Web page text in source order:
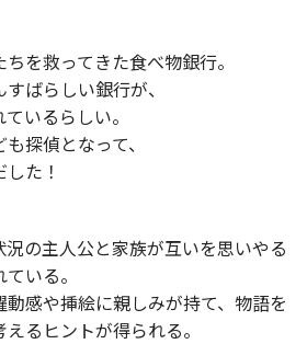
を救ってきた食べ物銀行。
ばらしい銀行が、
いるらしい。
探偵となって、
た！
の主人公と家族が互いを思いやる
いる。
感や挿絵に親しみが持て、物語を
るヒントが得られる。